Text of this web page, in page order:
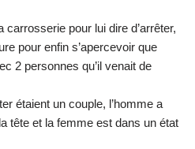
pour lui dire d’arrêter,
pour enfin s’apercevoir que
2 personnes qu’il venait de
étaient un couple, l’homme a
tête et la femme est dans un état